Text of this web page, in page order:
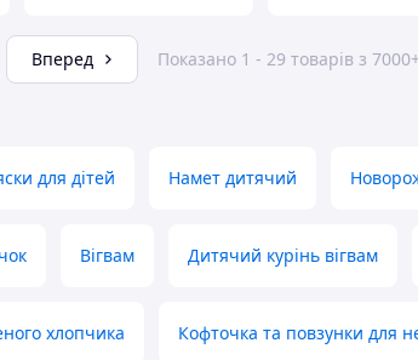
Вперед Показано 1 - 29 товарів з 7000+
для дітей Намет дитячий
Вігвам Дитячий курінь вігвам
хлопчика Кофточка та повзунки для